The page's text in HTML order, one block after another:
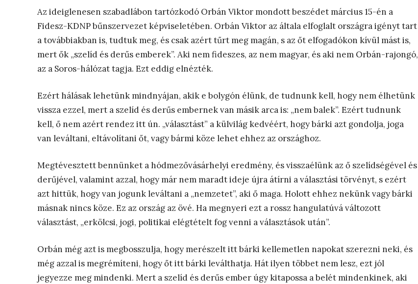
Az ideiglenesen szabadlábon tartózkodó Orbán Viktor mondott beszédet március 15-én a
Fidesz-KDNP bűnszervezet képviseletében. Orbán Viktor az általa elfoglalt országra igényt tart
a továbbiakban is, tudtuk meg, és csak azért tűrt meg magán, s az őt elfogadókon kívül mást is,
mert ők „szelíd és derűs emberek”. Aki nem fideszes, az nem magyar, és aki nem Orbán-rajongó,
az a Soros-hálózat tagja. Ezt eddig elnézték.
Ezért hálásak lehetünk mindnyájan, akik e bolygón élünk, de tudnunk kell, hogy nem élhetünk
vissza ezzel, mert a szelíd és derűs embernek van másik arca is: „nem balek”. Ezért tudnunk
kell, ő nem azért rendez itt ún. „választást” a külvilág kedvéért, hogy bárki azt gondolja, joga
van leváltani, eltávolítani őt, vagy bármi köze lehet ehhez az országhoz.
Megtévesztett bennünket a hódmezővásárhelyi eredmény, és visszaélünk az ő szelídségével és
derűjével, valamint azzal, hogy már nem maradt ideje újra átírni a választási törvényt, s ezért
azt hittük, hogy van jogunk leváltani a „nemzetet”, aki ő maga. Holott ehhez nekünk vagy bárki
másnak nincs köze. Ez az ország az övé. Ha megnyeri ezt a rossz hangulatúvá változott
választást, „erkölcsi, jogi, politikai elégtételt fog venni a választások után”.
Orbán még azt is megbosszulja, hogy merészelt itt bárki kellemetlen napokat szerezni neki, és
még azzal is megrémíteni, hogy őt itt bárki leválthatja. Hát ilyen többet nem lesz, ezt jól
jegyezze meg mindenki. Mert a szelíd és derűs ember úgy kitapossa a belét mindenkinek, aki